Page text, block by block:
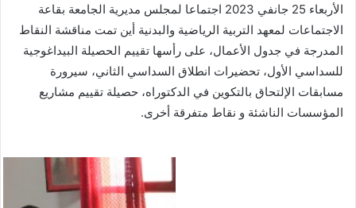
الأربعاء 25 جانفي 2023 اجتماعا لمجلس مديرية الجامعة بقاعة
الاجتماعات لمعهد التربية الرياضية والبدنية أين تمت مناقشة النقاط
المدرجة في جدول الأعمال، على رأسها تقييم الحصيلة البيداغوجية
للسداسي الأول، تحضيرات انطلاق السداسي الثاني، سيرورة
مسابقات الإلتحاق بالتكوين في الدكتوراه، حصيلة تقييم مشاريع
المؤسسات الناشئة و نقاط متفرقة أخرى.